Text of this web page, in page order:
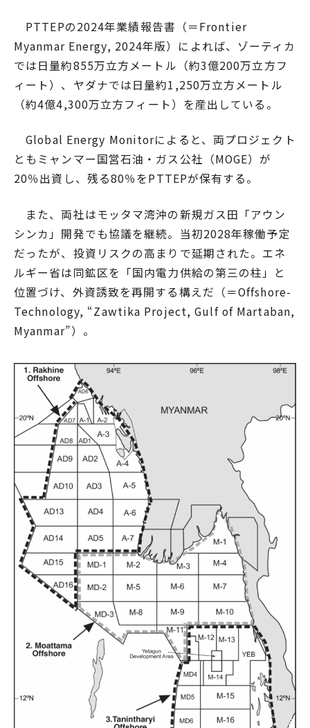
PTTEPの2024年業績報告書（＝Frontier
Myanmar Energy, 2024年版）によれば、ゾーティカ
では日量約855万立方メートル（約3億200万立方フ
ィート）、ヤダナでは日量約1,250万立方メートル
（約4億4,300万立方フィート）を産出している。
Global Energy Monitorによると、両プロジェクト
ともミャンマー国営石油・ガス公社（MOGE）が
20％出資し、残る80％をPTTEPが保有する。
また、両社はモッタマ湾沖の新規ガス田「アウン
シンカ」開発でも協議を継続。当初2028年稼働予定
だったが、投資リスクの高まりで延期された。エネ
ルギー省は同鉱区を「国内電力供給の第三の柱」と
位置づけ、外資誘致を再開する構えだ（＝Offshore-
Technology, “Zawtika Project, Gulf of Martaban,
Myanmar”）。